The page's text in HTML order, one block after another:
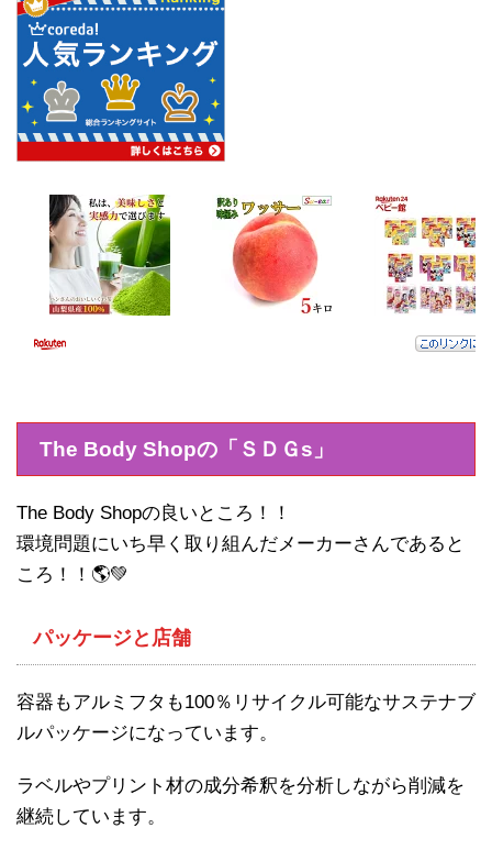
The Body Shopの「ＳＤＧs」
The Body Shopの良いところ！！
環境問題にいち早く取り組んだメーカーさんであると
ころ！！🌎💚
パッケージと店舗
容器もアルミフタも100％リサイクル可能なサステナブ
ルパッケージになっています。
ラベルやプリント材の成分希釈を分析しながら削減を
継続しています。